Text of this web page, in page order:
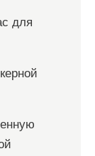
для